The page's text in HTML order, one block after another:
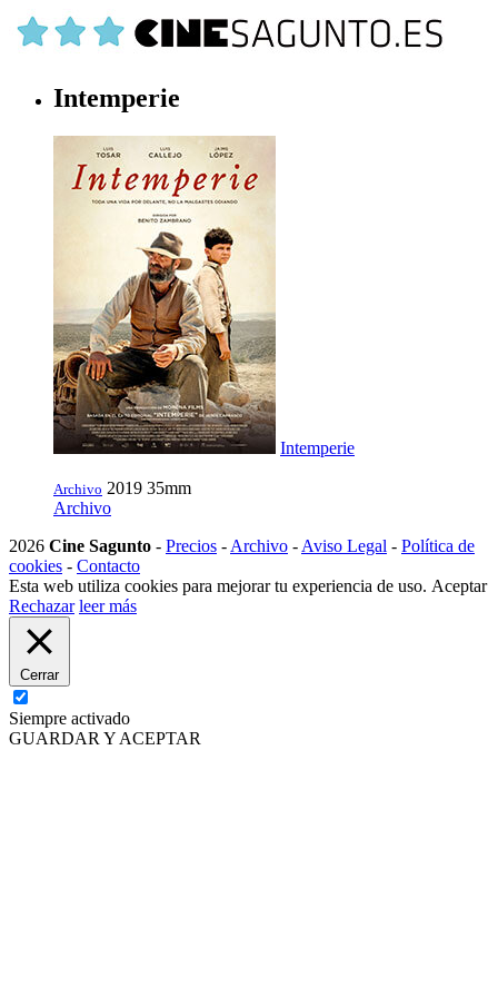
Intemperie
Intemperie
Archivo 2019 35mm
Archivo
2026 Cine Sagunto - Precios - Archivo - Aviso Legal - Política de
cookies - Contacto
Esta web utiliza cookies para mejorar tu experiencia de uso. Aceptar
Rechazar leer más
Cerrar
Siempre activado
GUARDAR Y ACEPTAR